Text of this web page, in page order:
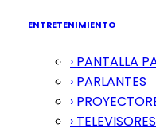
ENTRETENIMIENTO
› PANTALLA
› PARLANTES
›
› TELEVISORES